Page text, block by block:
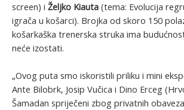
screen) i Željko Kiauta (tema: Evolucija
igrača u košarci). Brojka od skoro 150
košarkaška trenerska struka ima
neće izostati.
„Ovog puta smo iskoristili priliku i mini
Ante Bilobrk, Josip Vučica i Dino Erceg
Šamadan spriječeni zbog privatnih